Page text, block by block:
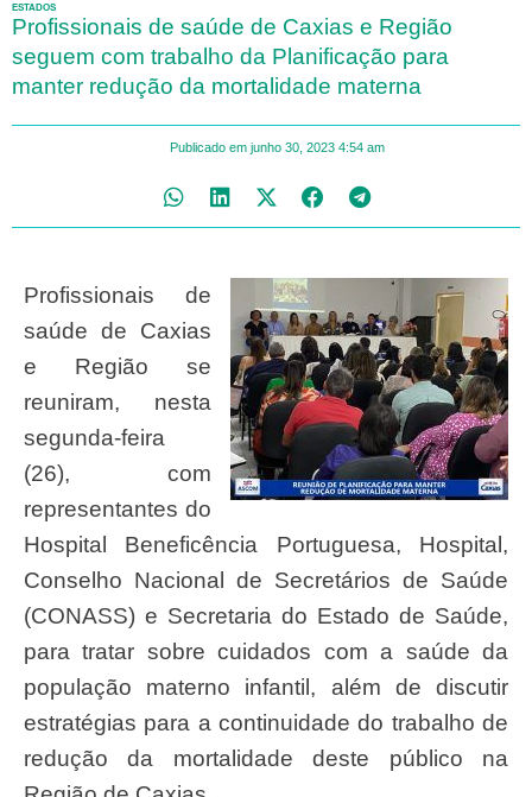
ESTADOS
Profissionais de saúde de Caxias e Região
seguem com trabalho da Planificação para
manter redução da mortalidade materna
Publicado em junho 30, 2023 4:54 am
Profissionais de
saúde de Caxias
e Região se
reuniram, nesta
segunda-feira
(26), com
representantes do
Hospital Beneficência Portuguesa, Hospital,
Conselho Nacional de Secretários de Saúde
(CONASS) e Secretaria do Estado de Saúde,
para tratar sobre cuidados com a saúde da
população materno infantil, além de discutir
estratégias para a continuidade do trabalho de
redução da mortalidade deste público na